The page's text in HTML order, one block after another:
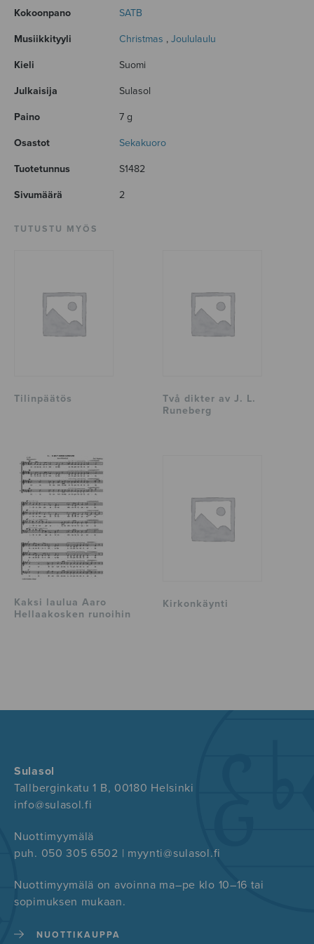
Kokoonpano
SATB
Musiikkityyli Christmas , Joululaulu
Kieli Suomi
Julkaisija Sulasol
Paino 7 g
Osastot Sekakuoro
Tuotetunnus S1482
Sivumäärä 2
TUTUSTU MYÖS
Tilinpäätös
Två dikter av J. L.
Runeberg
Kaksi laulua Aaro
Hellaakosken runoihin
Kirkonkäynti
Sulasol
Tallberginkatu 1 B, 00180 Helsinki
info@sulasol.fi
Nuottimyymälä
puh. 050 305 6502 | myynti@sulasol.fi
Nuottimyymälä on avoinna ma–pe klo 10–16 tai
sopimuksen mukaan.
NUOTTIKAUPPA